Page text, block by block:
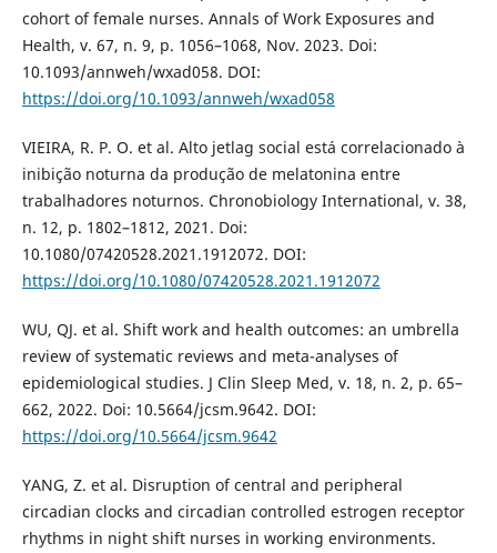
cohort of female nurses. Annals of Work Exposures and
Health, v. 67, n. 9, p. 1056–1068, Nov. 2023. Doi:
10.1093/annweh/wxad058. DOI:
https://doi.org/10.1093/annweh/wxad058
VIEIRA, R. P. O. et al. Alto jetlag social está correlacionado à
inibição noturna da produção de melatonina entre
trabalhadores noturnos. Chronobiology International, v. 38,
n. 12, p. 1802–1812, 2021. Doi:
10.1080/07420528.2021.1912072. DOI:
https://doi.org/10.1080/07420528.2021.1912072
WU, QJ. et al. Shift work and health outcomes: an umbrella
review of systematic reviews and meta-analyses of
epidemiological studies. J Clin Sleep Med, v. 18, n. 2, p. 65–
662, 2022. Doi: 10.5664/jcsm.9642. DOI:
https://doi.org/10.5664/jcsm.9642
YANG, Z. et al. Disruption of central and peripheral
circadian clocks and circadian controlled estrogen receptor
rhythms in night shift nurses in working environments.